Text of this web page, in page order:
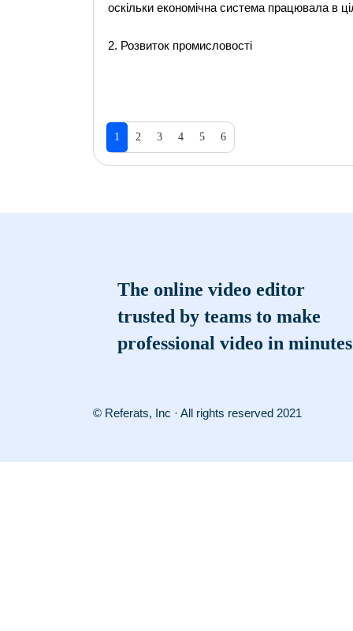
оскільки економічна система працювала в
2. Розвиток промисловості
1 2 3 4 5 6
The online video editor
trusted by teams to make
professional video in minutes
© Referats, Inc · All rights reserved 2021